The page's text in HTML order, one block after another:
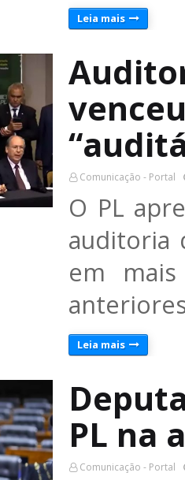
Leia mais
Comunicação - Portal
O PL
auditoria
em
Leia mais
PL na
Comunicação - Portal